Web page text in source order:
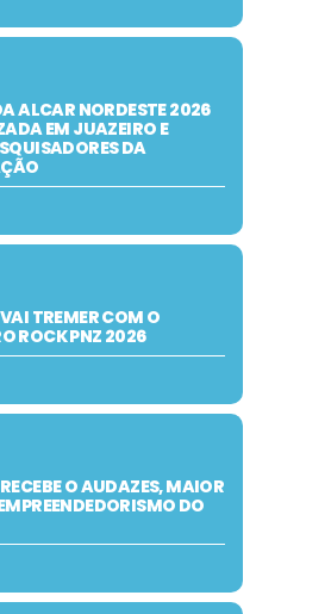
ALCAR NORDESTE 2026
EM JUAZEIRO E
DA
TREMER COM O
ROCK PNZ 2026
O AUDAZES, MAIOR
DO